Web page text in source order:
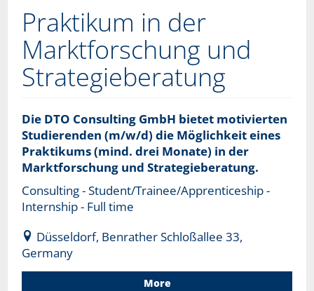
Praktikum in der
Marktforschung und
Strategieberatung
Die DTO Consulting GmbH bietet motivierten
Studierenden (m/w/d) die Möglichkeit eines
Praktikums (mind. drei Monate) in der
Marktforschung und Strategieberatung.
Consulting - Student/Trainee/Apprenticeship -
Internship - Full time
Düsseldorf, Benrather Schloßallee 33,
Germany
More